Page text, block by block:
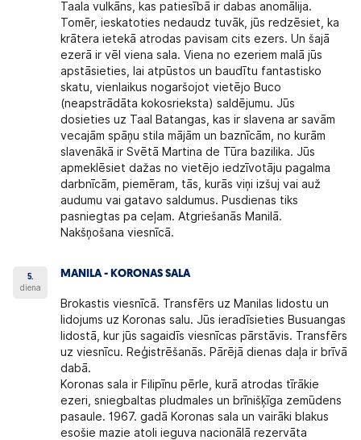
Taala vulkāns, kas patiesībā ir dabas anomālija.
Tomēr, ieskatoties nedaudz tuvāk, jūs redzēsiet, ka
krātera ietekā atrodas pavisam cits ezers. Un šajā
ezerā ir vēl viena sala. Viena no ezeriem malā jūs
apstāsieties, lai atpūstos un baudītu fantastisko
skatu, vienlaikus nogaršojot vietējo Buco
(neapstrādāta kokosrieksta) saldējumu. Jūs
dosieties uz Taal Batangas, kas ir slavena ar savām
vecajām spāņu stila mājām un baznīcām, no kurām
slavenākā ir Svētā Martina de Tūra bazilika. Jūs
apmeklēsiet dažas no vietējo iedzīvotāju pagalma
darbnīcām, piemēram, tās, kurās viņi izšuj vai auž
audumu vai gatavo saldumus. Pusdienas tiks
pasniegtas pa ceļam. Atgriešanās Manilā.
Nakšņošana viesnīcā.
5.
diena
MANILA - KORONAS SALA
Brokastis viesnīcā. Transfērs uz Manilas lidostu un
lidojums uz Koronas salu. Jūs ieradīsieties Busuangas
lidostā, kur jūs sagaidīs viesnīcas pārstāvis. Transfērs
uz viesnīcu. Reģistrēšanās. Pārējā dienas daļa ir brīvā
dabā.
Koronas sala ir Filipīnu pērle, kurā atrodas tīrākie
ezeri, sniegbaltas pludmales un brīnišķīga zemūdens
pasaule. 1967. gadā Koronas sala un vairāki blakus
esošie mazie atoli ieguva nacionālā rezervāta